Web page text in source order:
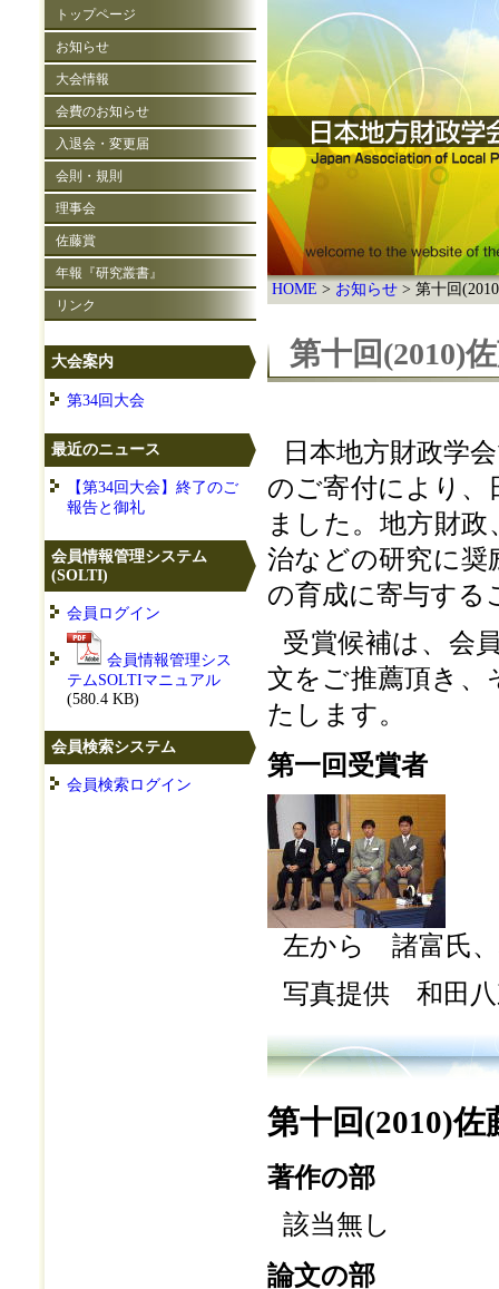
HOME お知らせ 第十回
第十回(2010)
日本地方財政学
のご寄付により、
ました。地方財
治などの研究に奨
の育成に寄与する
受賞候補は、会
文をご推薦頂き、
たします。
第一回受賞者
左から 諸富氏、
写真提供 和田八
第十回(2010)佐
著作の部
該当無し
論文の部
トップページ
お知らせ
大会情報
会費のお知らせ
入退会・変更届
会則・規則
理事会
佐藤賞
年報『研究叢書』
リンク
大会案内
第34回大会
最近のニュース
【第34回大会】終了のご
報告と御礼
会員情報管理システム
(SOLTI)
会員ログイン
会員情報管理シス
テムSOLTIマニュアル
(580.4 KB)
会員検索システム
会員検索ログイン